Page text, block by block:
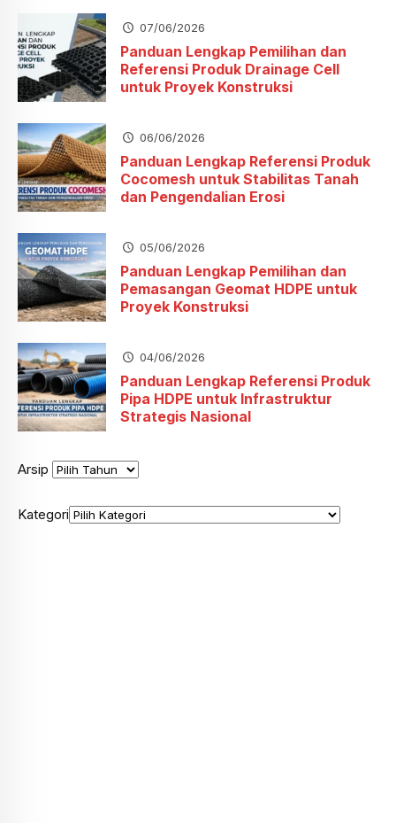
07/06/2026
Panduan Lengkap Pemilihan dan
Referensi Produk Drainage Cell
untuk Proyek Konstruksi
06/06/2026
Panduan Lengkap Referensi Produk
Cocomesh untuk Stabilitas Tanah
dan Pengendalian Erosi
05/06/2026
Panduan Lengkap Pemilihan dan
Pemasangan Geomat HDPE untuk
Proyek Konstruksi
04/06/2026
Panduan Lengkap Referensi Produk
Pipa HDPE untuk Infrastruktur
Strategis Nasional
Arsip
Kategori